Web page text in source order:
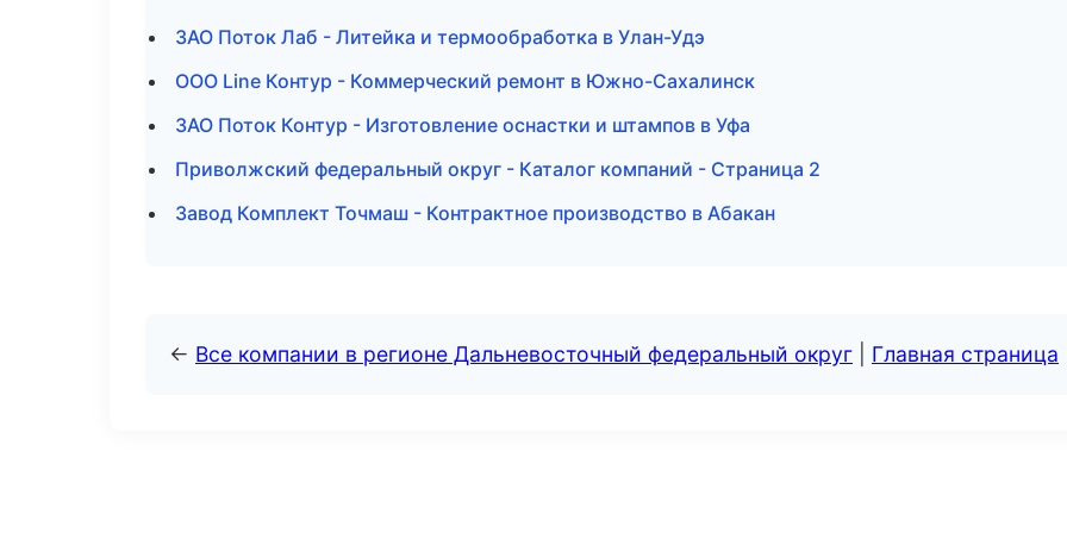
ЗАО Поток Лаб - Литейка и термообработка в Улан-Удэ
ООО Line Контур - Коммерческий ремонт в Южно-Сахалинск
ЗАО Поток Контур - Изготовление оснастки и штампов в Уфа
Приволжский федеральный округ - Каталог компаний - Страница 2
Завод Комплект Точмаш - Контрактное производство в Абакан
← Все компании в регионе Дальневосточный федеральный округ Главная страница